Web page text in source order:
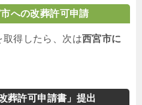
への改葬許可申請
得したら、次は西宮市に
葬許可申請書」提出